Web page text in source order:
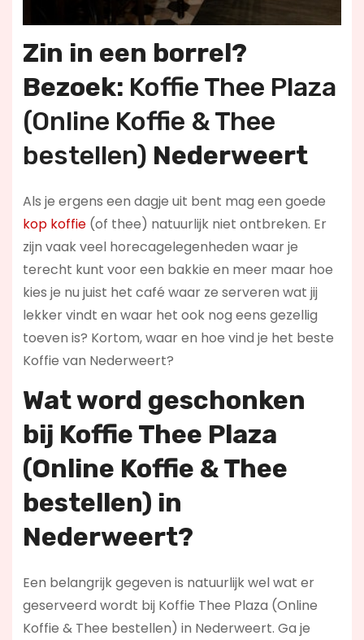
Zin in een borrel?
Bezoek: Koffie Thee Plaza
(Online Koffie & Thee
bestellen) Nederweert
Als je ergens een dagje uit bent mag een goede
kop koffie(of thee) natuurlijk niet ontbreken. Er
zijn vaak veel horecagelegenheden waar je
terecht kunt voor een bakkie en meer maar hoe
kies je nu juist het café waar ze serveren wat jij
lekker vindt en waar het ook nog eens gezellig
toeven is? Kortom, waar en hoe vind je het beste
Koffie van Nederweert?
Wat word geschonken
bij Koffie Thee Plaza
(Online Koffie & Thee
bestellen) in
Nederweert?
Een belangrijk gegeven is natuurlijk wel wat er
geserveerd wordt bij Koffie Thee Plaza (Online
Koffie & Thee bestellen) in Nederweert. Ga je